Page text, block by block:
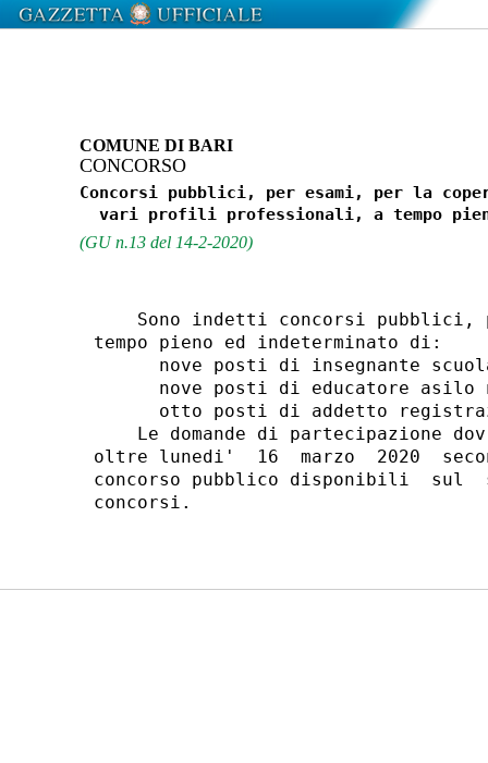
COMUNE DI BARI
CONCORSO
Concorsi pubblici, per esami, per la
(GU n.13 del 14-2-2020)
Sono indetti concorsi pubblici,
tempo pieno ed indeterminato di:
nove posti di insegnante
nove posti di educatore
otto posti di addetto
Le domande di partecipazione
oltre lunedi'  16  marzo  2020
concorso pubblico disponibili  sul
concorsi.